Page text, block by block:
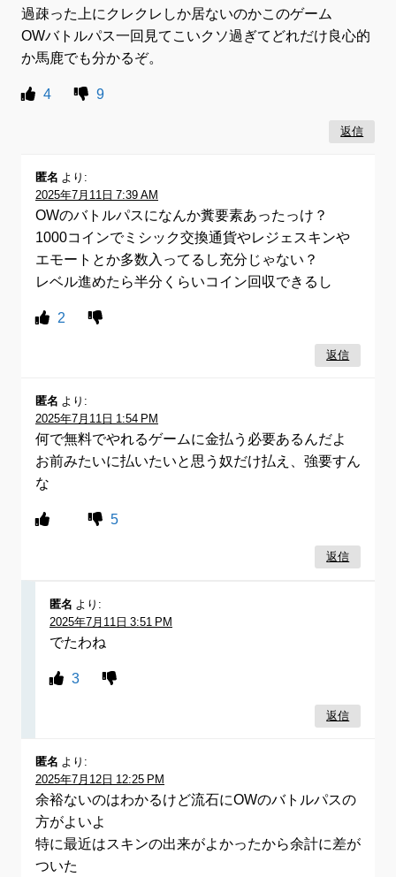
過疎った上にクレクレしか居ないのかこのゲーム
OWバトルパス一回見てこいクソ過ぎてどれだけ良心的
か馬鹿でも分かるぞ。
4 9
返信
匿名 より:
2025年7月11日 7:39 AM
OWのバトルパスになんか糞要素あったっけ？
1000コインでミシック交換通貨やレジェスキンや
エモートとか多数入ってるし充分じゃない？
レベル進めたら半分くらいコイン回収できるし
2
返信
匿名 より:
2025年7月11日 1:54 PM
何で無料でやれるゲームに金払う必要あるんだよ
お前みたいに払いたいと思う奴だけ払え、強要すん
な
5
返信
匿名 より:
2025年7月11日 3:51 PM
でたわね
3
返信
匿名 より:
2025年7月12日 12:25 PM
余裕ないのはわかるけど流石にOWのバトルパスの
方がよいよ
特に最近はスキンの出来がよかったから余計に差が
ついた